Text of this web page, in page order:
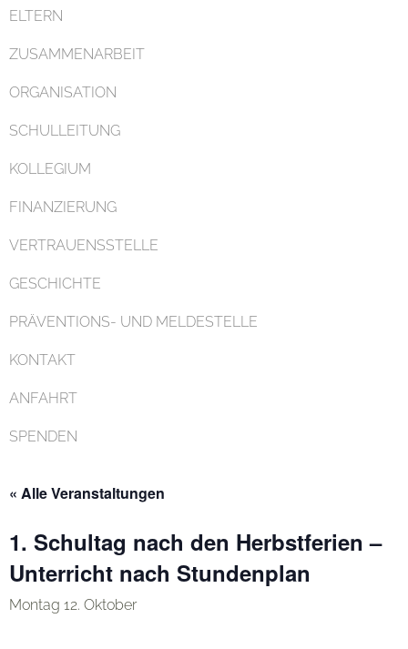
ELTERN
ZUSAMMENARBEIT
ORGANISATION
SCHULLEITUNG
KOLLEGIUM
FINANZIERUNG
VERTRAUENSSTELLE
GESCHICHTE
PRÄVENTIONS- UND MELDESTELLE
KONTAKT
ANFAHRT
SPENDEN
« Alle Veranstaltungen
1. Schultag nach den Herbstferien –
Unterricht nach Stundenplan
Montag 12. Oktober